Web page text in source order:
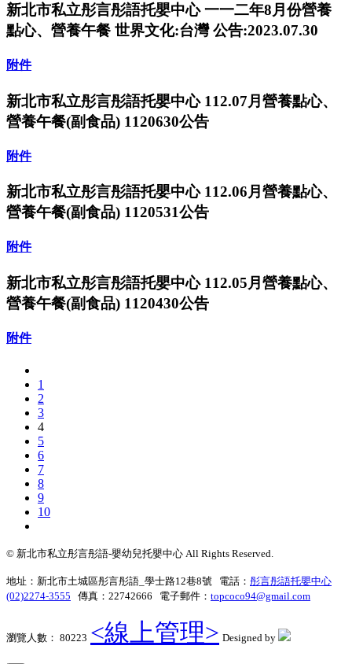
新北市私立彤言彤語托嬰中心 一一二年8月份營養
點心、營養午餐 世界文化:台灣 公告:2023.07.30
附件
新北市私立彤言彤語托嬰中心 112.07月營養點心、
營養午餐(副食品) 1120630公告
附件
新北市私立彤言彤語托嬰中心 112.06月營養點心、
營養午餐(副食品) 1120531公告
附件
新北市私立彤言彤語托嬰中心 112.05月營養點心、
營養午餐(副食品) 1120430公告
附件
1
2
3
4
5
6
7
8
9
10
© 新北市私立彤言彤語-嬰幼兒托嬰中心 All Rights Reserved.
地址：新北市土城區彤言彤語_學士路12巷8號 電話： 彤言彤語托嬰中心
(02)2274-3555 傳真：22742666 電子郵件： topcoco94@gmail.com
瀏覽人數： 80223 <線上管理> Designed by